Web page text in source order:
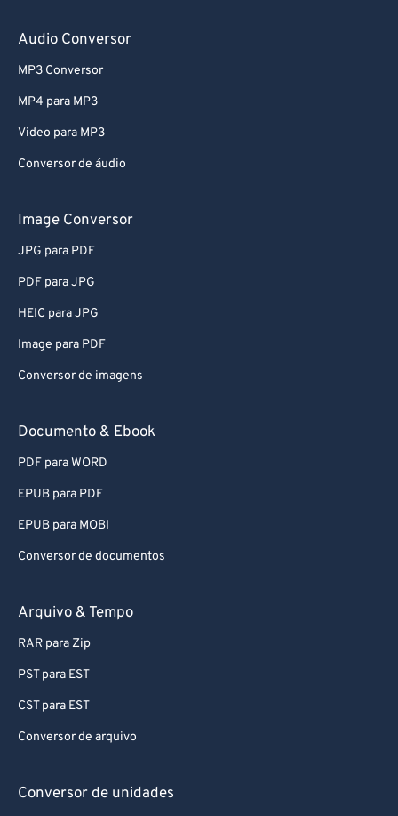
Audio Conversor
MP3 Conversor
MP4 para MP3
Video para MP3
Conversor de áudio
Image Conversor
JPG para PDF
PDF para JPG
HEIC para JPG
Image para PDF
Conversor de imagens
Documento & Ebook
PDF para WORD
EPUB para PDF
EPUB para MOBI
Conversor de documentos
Arquivo & Tempo
RAR para Zip
PST para EST
CST para EST
Conversor de arquivo
Conversor de unidades